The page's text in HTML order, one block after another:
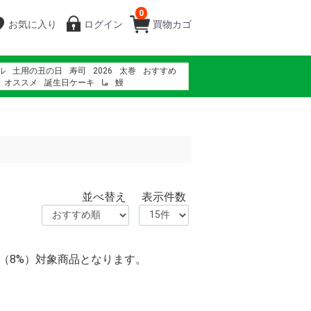
買物カゴ
0
お気に入り ログイン
土用の丑の日 寿司 2026 太巻
おすすめ
オススメ 誕生日ケーキ ما
鰻
並べ替え 表示件数
）対象商品となります。